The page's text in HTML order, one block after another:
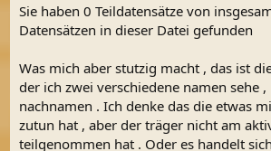
Sie haben 0 Teildatensätze von
Datensätzen in dieser Datei gefunden
Was mich aber stutzig macht , das ist
der ich zwei verschiedene namen sehe
nachnamen . Ich denke das die etwas
zutun hat , aber der träger nicht am
teilgenommen hat . Oder es handelt